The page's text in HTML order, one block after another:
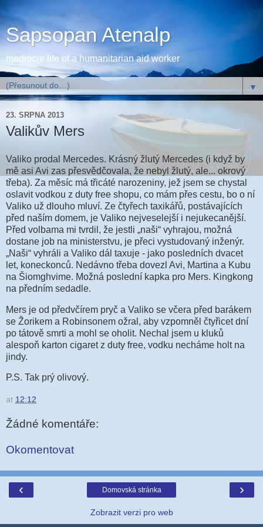
Sapsopan Atenalp
mediocre life of a humanitarian aid worker
▼
23. SRPNA 2013
Valikův Mers
Valiko prodal Mercedes. Krásný žlutý Mercedes (i když by
mě asi Avi zas přesvědčovala, že nebyl žlutý, ale... okrový
třeba). Za měsíc má třicáté narozeniny, jež jsem se chystal
oslavit vodkou z duty free shopu, co mám přes cestu, bo o ní
Valiko už dlouho mluví. Ze čtyřech taxikářů, postávajících
před naším domem, je Valiko nejveselejší i nejukecanější.
Před volbama mi tvrdil, že jestli „naši“ vyhrajou, možná
dostane job na ministerstvu, je přeci vystudovaný inženýr.
„Naši“ vyhráli a Valiko dál taxuje - jako posledních dvacet
let, koneckonců. Nedávno třeba dovezl Avi, Martina a Kubu
na Šiomghvime. Možná poslední kapka pro Mers. Kingkong
na předním sedadle.
Mers je od předvčírem pryč a Valiko se včera před barákem
se Žorikem a Robinsonem ožral, aby vzpomněl čtyřicet dní
po tátově smrti a mohl se oholit. Nechal jsem u kluků
alespoň karton cigaret z duty free, vodku necháme holt na
jindy.
P.S. Tak prý olivový.
at 12:12
Žádné komentáře:
Okomentovat
‹ ›
Domovská stránka
Zobrazit verzi pro web